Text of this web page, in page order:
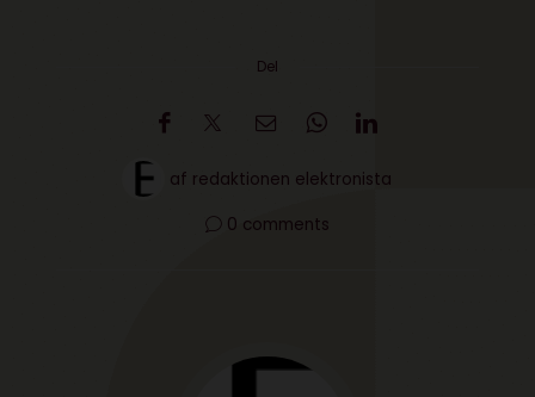
Del
af redaktionen elektronista
0 comments